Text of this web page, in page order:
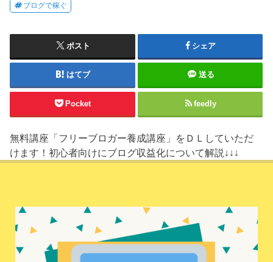
ブログで稼ぐ
ポスト シェア
はてブ 送る
Pocket feedly
無料講座「フリーブロガー養成講座」をＤＬしていただ
けます！初心者向けにブログ収益化について解説↓↓↓